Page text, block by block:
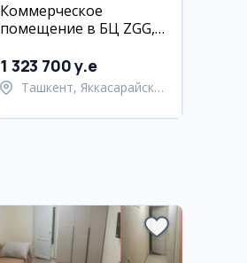
Коммерческое
помещение в БЦ ZGG,
1 323 700 y.e
Ташкент, Яккасарайский